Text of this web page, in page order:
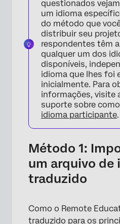
questionados
um idioma
do método que
distribuir seu
respondentes têm
qualquer um dos
disponíveis,
idioma que lhes foi
inicialmente. Para
informações, visite
suporte sobre como
idioma participante.
Método 1:
um arquivo de
traduzido
Como o Remote
traduzido para os